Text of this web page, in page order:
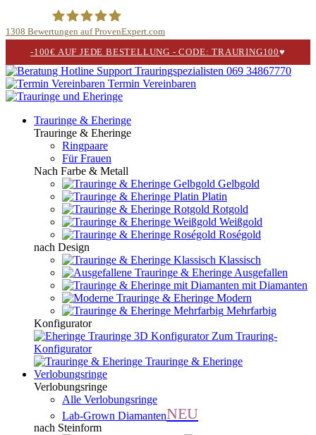
Trauringspezialisten.de
1308 Bewertungen auf ProvenExpert.com
-100€ AUF JEDE BESTELLUNG - CODE: TRAURING100♥
069 34867770
Termin Vereinbaren
Trauringe & Eheringe
Trauringe & Eheringe
Ringpaare
Für Frauen
Nach Farbe & Metall
Gelbgold
Platin
Rotgold
Weißgold
Roségold
nach Design
Klassisch
Ausgefallen
mit Diamanten
Modern
Mehrfarbig
Konfigurator
Zum Trauring-
Konfigurator
Trauringe & Eheringe
Verlobungsringe
Verlobungsringe
Alle Verlobungsringe
Lab-Grown DiamantenNEU
nach Steinform